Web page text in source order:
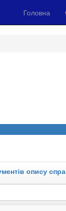
Головна
опису